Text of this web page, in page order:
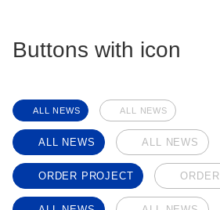
Buttons with icon
ALL NEWS ALL NEWS
ALL NEWS ALL NEWS
ORDER PROJECT